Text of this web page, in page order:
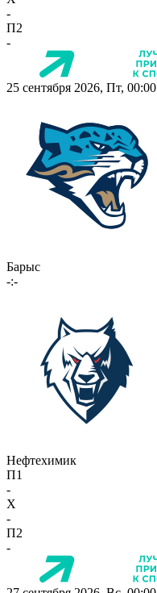
-
П2
-
25 сентября 2026, Пт, 00:00
Барыс
-:-
Нефтехимик
П1
-
X
-
П2
-